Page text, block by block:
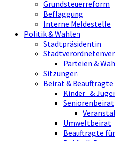
Grundsteuerreform
Beflaggung
Interne Meldestelle
Politik & Wahlen
Stadtpräsidentin
Parteien &
Sitzungen
Beirat & Beauftragte
Kinder- &
Seniorenbeirat
Umweltbeirat
Beauftragte